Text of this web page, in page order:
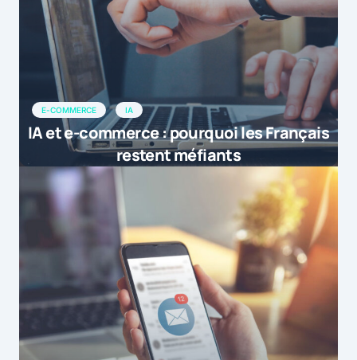
E-COMMERCE IA
IA et e-commerce : pourquoi les Français
restent méfiants